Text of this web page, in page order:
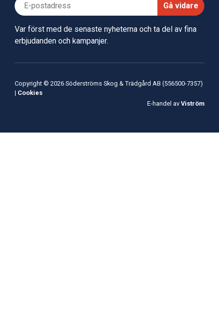
Gå vidare
Var först med de senaste nyheterna och ta del av fina
erbjudanden och kampanjer.
Copyright © 2026 Söderströms Skog & Trädgård AB (556500-7357)
| Cookies
E-handel av Viström